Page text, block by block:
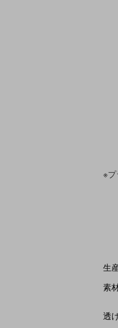
※
生
素
透